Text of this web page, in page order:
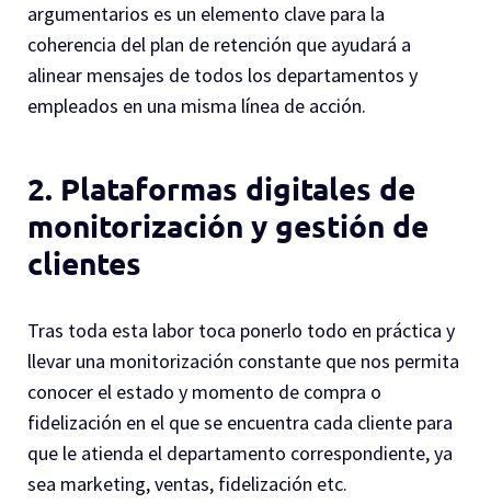
argumentarios es un elemento clave para la
coherencia del plan de retención que ayudará a
alinear mensajes de todos los departamentos y
empleados en una misma línea de acción.
2. Plataformas digitales de
monitorización y gestión de
clientes
Tras toda esta labor toca ponerlo todo en práctica y
llevar una monitorización constante que nos permita
conocer el estado y momento de compra o
fidelización en el que se encuentra cada cliente para
que le atienda el departamento correspondiente, ya
sea marketing, ventas, fidelización etc.